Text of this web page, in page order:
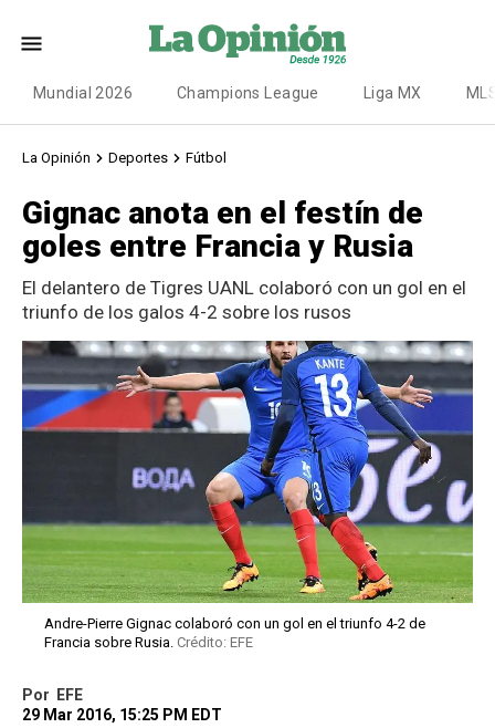
Mundial 2026 Champions League Liga MX
La Opinión Deportes Fútbol
Gignac anota en el festín de
goles entre Francia y Rusia
El delantero de Tigres UANL colaboró con un gol en el
triunfo de los galos 4-2 sobre los rusos
Andre-Pierre Gignac colaboró con un gol en el triunfo 4-2 de
Francia sobre Rusia. Crédito: EFE
Por
EFE
29 Mar 2016, 15:25 PM EDT